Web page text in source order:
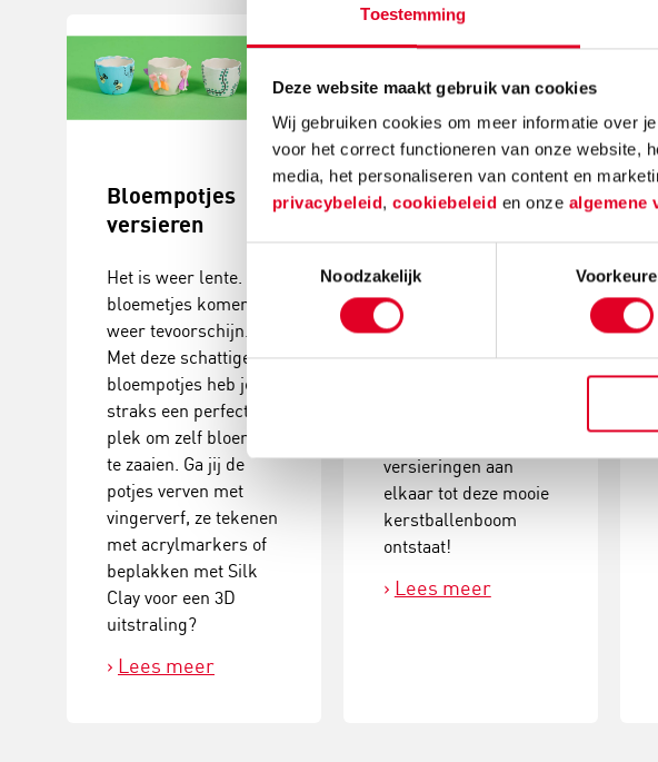
Toestemming
Deze website maakt gebruik van cookies
Wij gebruiken cookies om meer informatie over
voor het correct functioneren van onze website,
media, het personaliseren van content en
privacybeleid, cookiebeleid en onze algemene
Noodzakelijk
Bloempotjes
versieren
Het is weer lente. De
bloemetjes komen
weer tevoorschijn.
Met deze schattige
bloempotjes heb je
straks een perfecte
plek om zelf bloemen
te zaaien. Ga jij de
potjes verven met
vingerverf, ze tekenen
met acrylmarkers of
beplakken met Silk
Clay voor een 3D
uitstraling?
Lees meer
Knutselidee:
Deze
kerstballenboom is
een echte eyecatcher!
versieringen aan
elkaar tot deze mooie
kerstballenboom
ontstaat!
Lees meer